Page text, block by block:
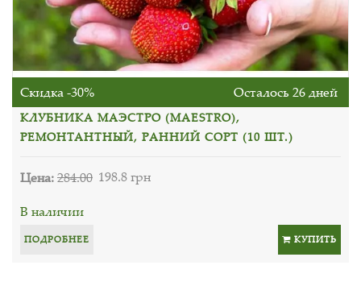
Скидка -30% Осталось 26 дней
КЛУБНИКА МАЭСТРО (MAESTRO),
РЕМОНТАНТНЫЙ, РАННИЙ СОРТ (10 ШТ.)
Цена:284.00 198.8 грн
В наличии
ПОДРОБНЕЕ КУПИТЬ